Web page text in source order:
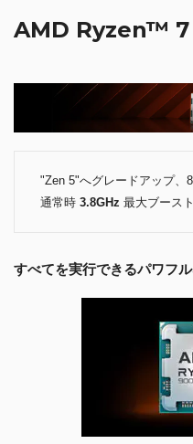
AMD Ryzen™ 7
"Zen 5"へグレードアップ、
通常時 3.8GHz 最大ブース
すべてを実行できるパワフ